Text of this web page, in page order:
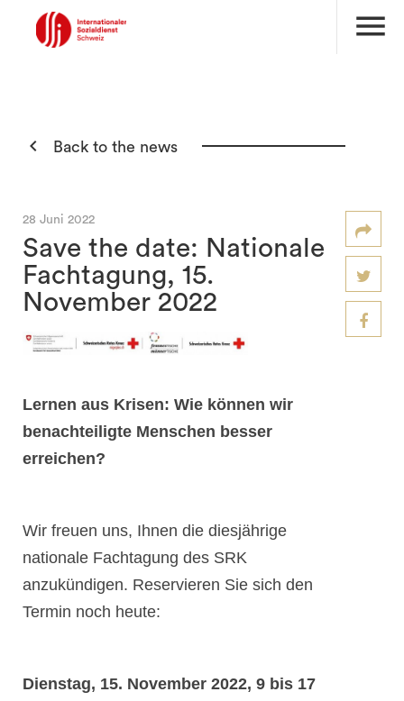
menu
 Back to the news
28 Juni 2022
Save the date: Nationale
Fachtagung, 15.
November 2022
Lernen aus Krisen: Wie können wir
benachteiligte Menschen besser
erreichen?
Wir freuen uns, Ihnen die diesjährige
nationale Fachtagung des SRK
anzukündigen. Reservieren Sie sich den
Termin noch heute:
Dienstag, 15. November 2022, 9 bis 17